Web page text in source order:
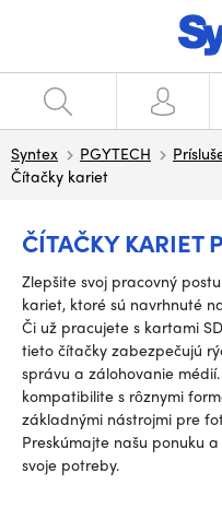
Syntex PGYTECH
Čítačky kariet
ČÍTAČKY KARIET
Zlepšite svoj pracovný
kariet, ktoré sú navrhnuté
Či už pracujete s kartami
tieto čítačky zabezpečujú
správu a zálohovanie
kompatibilite s rôznymi
základnými nástrojmi pre
Preskúmajte našu ponuku
svoje potreby.